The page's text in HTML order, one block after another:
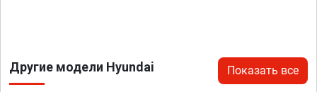
Другие модели Hyundai Показать все